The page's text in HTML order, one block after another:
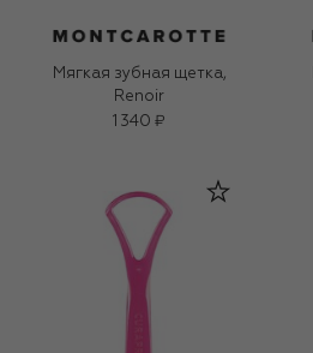
Мягкая зубная щетка,
Renoir
1 340 ₽